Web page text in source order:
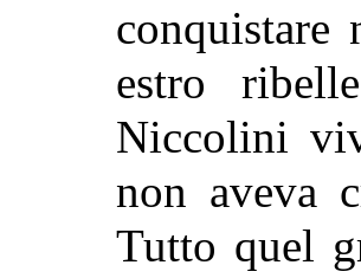
conquistare
estro
Niccolini
non aveva
Tutto quel